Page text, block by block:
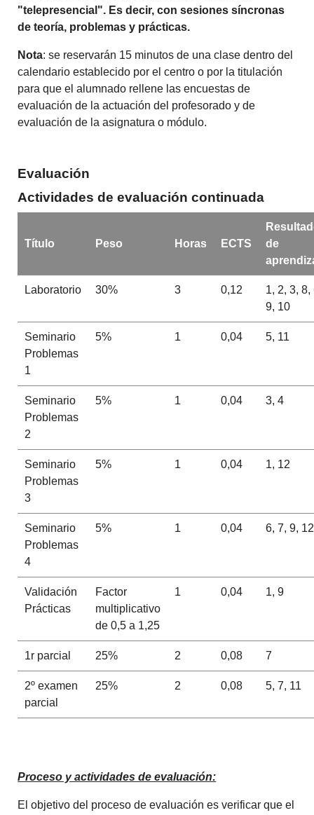
"telepresencial". Es decir, con sesiones síncronas
de teoría, problemas y prácticas.
Nota: se reservarán 15 minutos de una clase dentro del
calendario establecido por el centro o por la titulación
para que el alumnado rellene las encuestas de
evaluación de la actuación del profesorado y de
evaluación de la asignatura o módulo.
Evaluación
Actividades de evaluación continuada
Título Peso Horas ECTS
de
Laboratorio 30% 3 0,12
1, 2, 3, 8,
9, 10
Seminario
Problemas
1
5% 1 0,04 5, 11
Seminario
Problemas
2
5% 1 0,04 3, 4
Seminario
Problemas
3
5% 1 0,04 1, 12
Seminario
Problemas
4
5% 1 0,04 6, 7, 9, 12
Validación
Prácticas
Factor
multiplicativo
de 0,5 a 1,25
1 0,04 1, 9
1r parcial 25% 2 0,08 7
2º examen
parcial
25% 2 0,08 5, 7, 11
Proceso y actividades de evaluación:
El objetivo del proceso de evaluación es verificar que el